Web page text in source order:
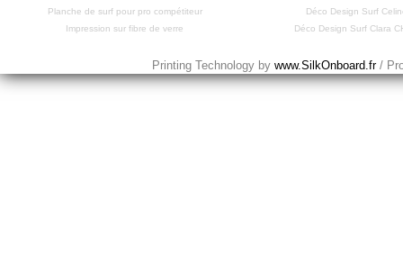
Planche de surf pour pro compétiteur
Impression sur fibre de verre
Déco Design Surf
Déco Design Surf Clara
Printing Technology bywww.SilkOnboard.fr /